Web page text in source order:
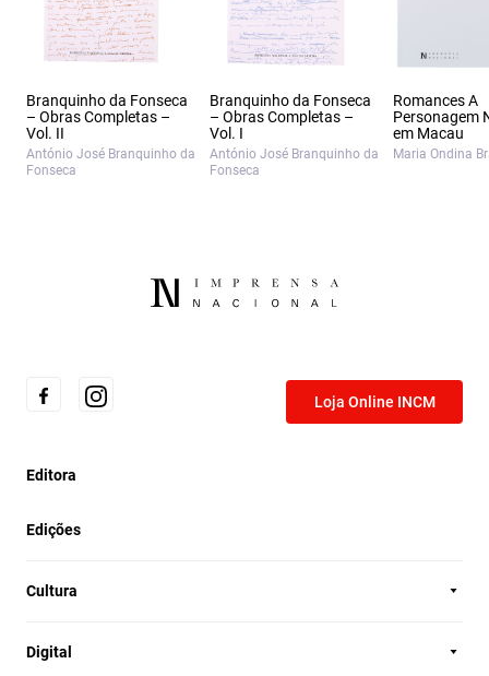
Branquinho da Fonseca
– Obras Completas –
Vol. II
António José Branquinho da
Fonseca
Branquinho da Fonseca
– Obras Completas –
Vol. I
António José Branquinho da
Fonseca
Romances A
Personagem
em Macau
Maria Ondina
Loja Online INCM
Editora
Edições
Cultura
Digital